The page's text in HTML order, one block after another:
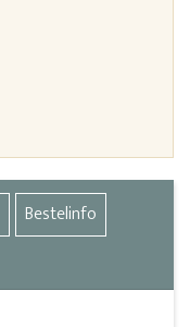
Bestelinfo